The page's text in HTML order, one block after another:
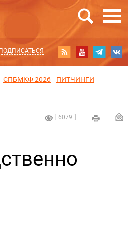
ПОДПИСАТЬСЯ
СПБМКФ 2026
ПИТЧИНГИ
6079